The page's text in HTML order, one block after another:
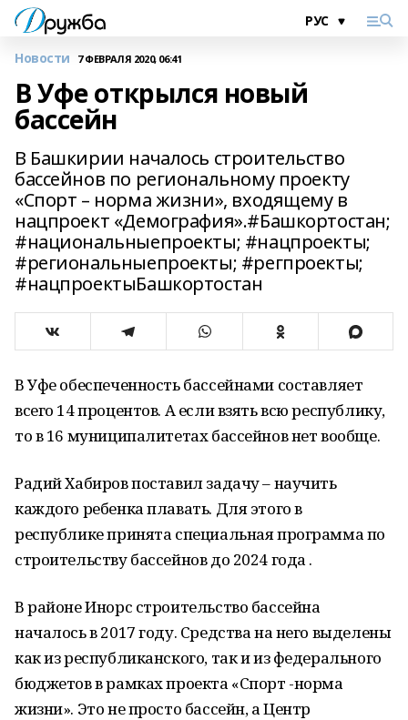
Новости 7 ФЕВРАЛЯ 2020, 06:41
В Уфе открылся новый
бассейн
В Башкирии началось строительство
бассейнов по региональному проекту
«Спорт – норма жизни», входящему в
нацпроект «Демография».#Башкортостан;
#национальныепроекты; #нацпроекты;
#региональныепроекты; #регпроекты;
#нацпроектыБашкортостан
В Уфе обеспеченность бассейнами составляет
всего 14 процентов. А если взять всю республику,
то в 16 муниципалитетах бассейнов нет вообще.
Радий Хабиров поставил задачу – научить
каждого ребенка плавать. Для этого в
республике принята специальная программа по
строительству бассейнов до 2024 года .
В районе Инорс строительство бассейна
началось в 2017 году. Средства на него выделены
как из республиканского, так и из федерального
бюджетов в рамках проекта «Спорт -норма
жизни». Это не просто бассейн, а Центр